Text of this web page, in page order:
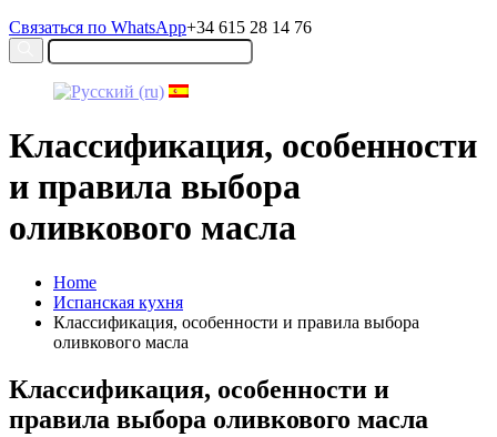
Связаться по WhatsApp+34 615 28 14 76
Классификация, особенности
и правила выбора
оливкового масла
Home
Испанская кухня
Классификация, особенности и правила выбора
оливкового масла
Классификация, особенности и
правила выбора оливкового масла